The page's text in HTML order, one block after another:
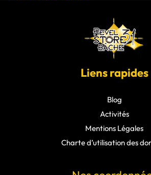
Liens rapides
Blog
Activités
Mentions Légales
Charte d’utilisation des